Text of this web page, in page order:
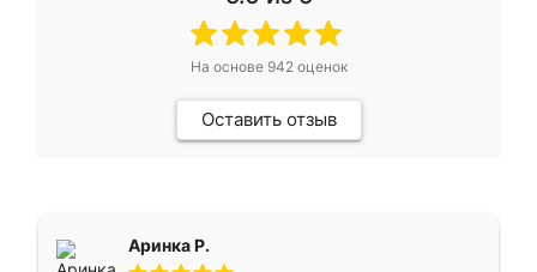
На основе 942оценок
Оставить отзыв
Аринка Р.